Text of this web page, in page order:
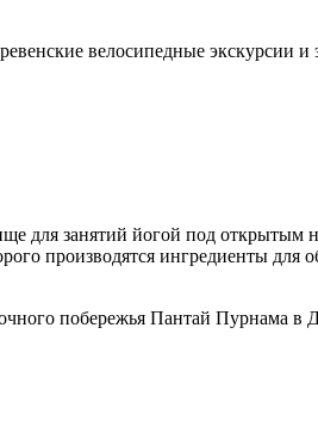
велосипедные экскурсии и
для занятий йогой под открытым
производятся ингредиенты для
побережья Пантай Пурнама в